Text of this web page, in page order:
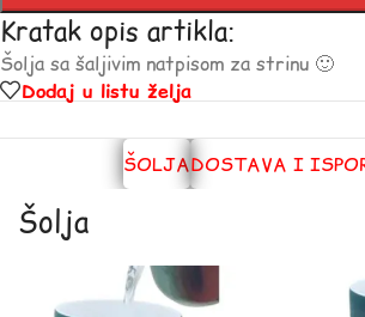
Kratak opis artikla:
Šolja sa šaljivim natpisom za strinu 🙂
Dodaj u listu želja
ŠOLJADOSTAVA I
Šolja